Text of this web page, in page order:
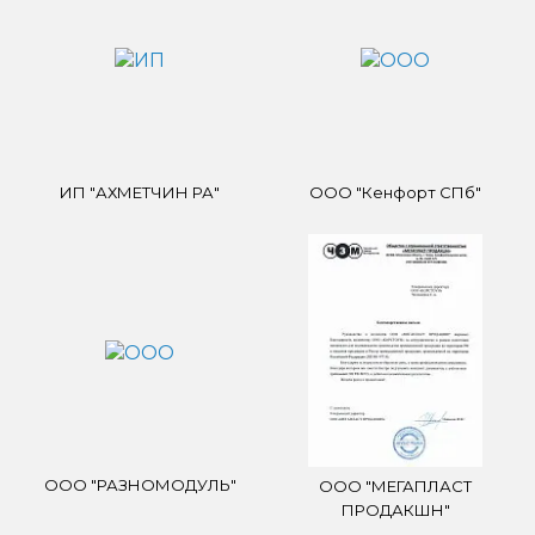
ИП "АХМЕТЧИН РА" ООО "Кенфорт СПб"
ООО "РАЗНОМОДУЛЬ"
ООО "МЕГАПЛАСТ
ПРОДАКШН"